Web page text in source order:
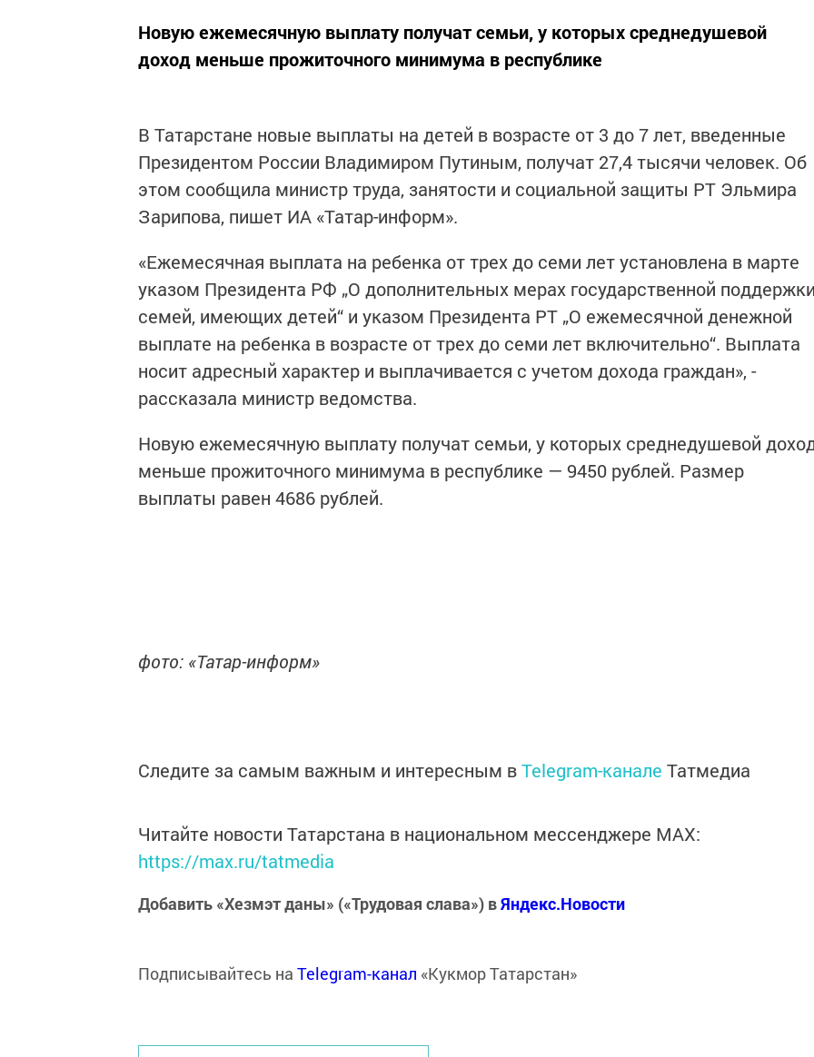
Новую ежемесячную выплату получат семьи, у которых среднедушевой
доход меньше прожиточного минимума в республике
В Татарстане новые выплаты на детей в возрасте от 3 до 7 лет, введенные
Президентом России Владимиром Путиным, получат 27,4 тысячи человек. Об
этом сообщила министр труда, занятости и социальной защиты РТ Эльмира
Зарипова, пишет ИА «Татар-информ».
«Ежемесячная выплата на ребенка от трех до семи лет установлена в марте
указом Президента РФ „О дополнительных мерах государственной
семей, имеющих детей“ и указом Президента РТ „О ежемесячной денежной
выплате на ребенка в возрасте от трех до семи лет включительно“. Выплата
носит адресный характер и выплачивается с учетом дохода граждан», -
рассказала министр ведомства.
Новую ежемесячную выплату получат семьи, у которых среднедушевой
меньше прожиточного минимума в республике — 9450 рублей. Размер
выплаты равен 4686 рублей.
фото: «Татар-информ»
Следите за самым важным и интересным вTelegram-канале Татмедиа
Читайте новости Татарстана в национальном мессенджере MАХ:
https://max.ru/tatmedia
Добавить «Хезмэт даны» («Трудовая слава») вЯндекс.Новости
Подписывайтесь на Telegram-канал «Кукмор Татарстан»